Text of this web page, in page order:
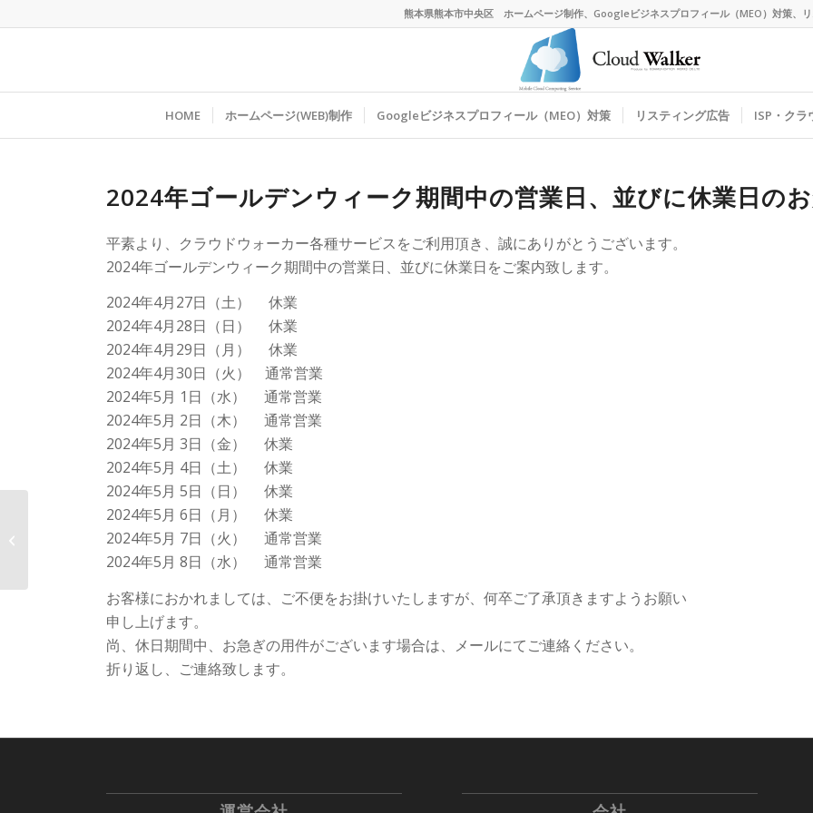
熊本県熊本市中央区 ホームページ制作、Googleビジネスプロフィール（MEO）対策、
HOME ホームページ(WEB)制作 Googleビジネスプロフィール（MEO）対策 リスティング広告 ISP・クラ
2024年ゴールデンウィーク期間中の営業日、並びに休業日の
平素より、クラウドウォーカー各種サービスをご利用頂き、誠にありがとうございます。
2024年ゴールデンウィーク期間中の営業日、並びに休業日をご案内致します。
2024年4月27日（土） 休業
2024年4月28日（日） 休業
2024年4月29日（月） 休業
2024年4月30日（火） 通常営業
2024年5月 1日（水） 通常営業
2024年5月 2日（木） 通常営業
2024年5月 3日（金） 休業
2024年5月 4日（土） 休業
2024年5月 5日（日） 休業
2024年5月 6日（月） 休業
2024年5月 7日（火） 通常営業
2024年5月 8日（水） 通常営業
お客様におかれましては、ご不便をお掛けいたしますが、何卒ご了承頂きますようお願い
申し上げます。
尚、休日期間中、お急ぎの用件がございます場合は、メールにてご連絡ください。
折り返し、ご連絡致します。
年末年始の営業時間の